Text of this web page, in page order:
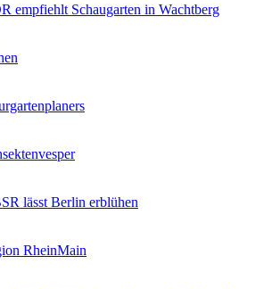
empfiehlt Schaugarten in Wachtberg
lässt Berlin erblühen
RheinMain